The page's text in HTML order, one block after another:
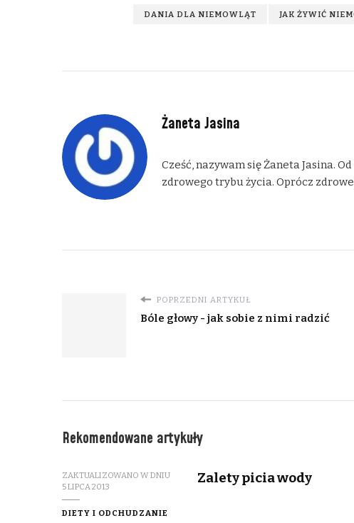
DANIA DLA NIEMOWLĄT JAK ŻYWIĆ
Żaneta Jasina
Cześć, nazywam się Żaneta Jasina.
zdrowego trybu życia. Oprócz
POPRZEDNI ARTYKUŁ
Bóle głowy - jak sobie z nimi radzić
Rekomendowane artykuły
ZAKTUALIZOWANO W DNIU
5 LIPCA 2013
DIETY I ODCHUDZANIE
Zalety picia wody